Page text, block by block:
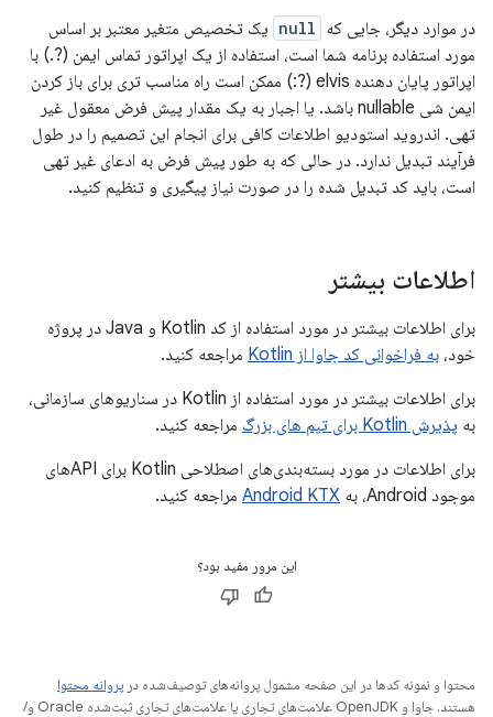
در موارد دیگر، جایی که null یک تخصیص متغیر معتبر بر اساس
مورد استفاده برنامه شما است، استفاده از یک اپراتور تماس ایمن (?.) با
اپراتور پایان دهنده elvis (?:) ممکن است راه مناسب تری برای باز کردن
ایمن شی nullable باشد. یا اجبار به یک مقدار پیش فرض معقول غیر
تهی. اندروید استودیو اطلاعات کافی برای انجام این تصمیم را در طول
فرآیند تبدیل ندارد. در حالی که به طور پیش فرض به ادعای غیر تهی
است، باید کد تبدیل شده را در صورت نیاز پیگیری و تنظیم کنید.
اطلاعات بیشتر
برای اطلاعات بیشتر در مورد استفاده از کد Kotlin و Java در پروژه
خود، به فراخوانی کد جاوا از Kotlin
مراجعه کنید.
برای اطلاعات بیشتر در مورد استفاده از Kotlin در سناریوهای سازمانی،
به پذیرش Kotlin برای تیم های بزرگ
مراجعه کنید.
برای اطلاعات در مورد بسته‌بندی‌های اصطلاحی Kotlin برای APIهای
موجود Android، به
Android KTX مراجعه کنید.
این مرور مفید بود؟
محتوا و نمونه کدها در این صفحه مشمول پروانه‌های توصیف‌شده در پروانه محتوا
هستند. جاوا و OpenJDK علامت‌های تجاری یا علامت‌های تجاری ثبت‌شده Oracle و/